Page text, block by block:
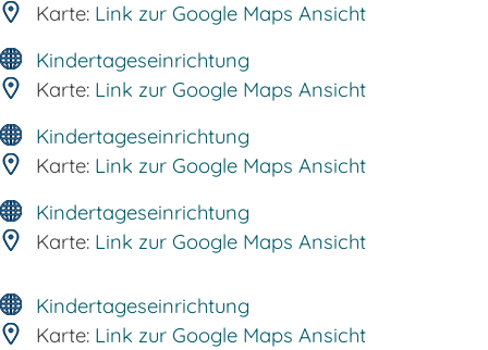
Karte: Link zur Google Maps Ansicht
Kindertageseinrichtung
Karte: Link zur Google Maps Ansicht
Kindertageseinrichtung
Karte: Link zur Google Maps Ansicht
Kindertageseinrichtung
Karte: Link zur Google Maps Ansicht
Kindertageseinrichtung
Karte: Link zur Google Maps Ansicht